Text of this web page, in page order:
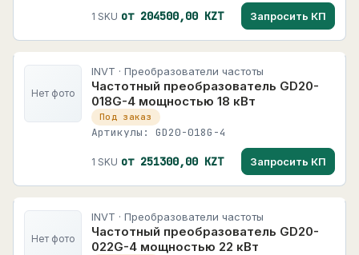
1 SKU от 204500,00 KZT Запросить КП
Нет фото
INVT · Преобразователи частоты
Частотный преобразователь GD20-
018G-4 мощностью 18 кВт
Под заказ
Артикулы: GD20-018G-4
1 SKU от 251300,00 KZT Запросить КП
Нет фото
INVT · Преобразователи частоты
Частотный преобразователь GD20-
022G-4 мощностью 22 кВт